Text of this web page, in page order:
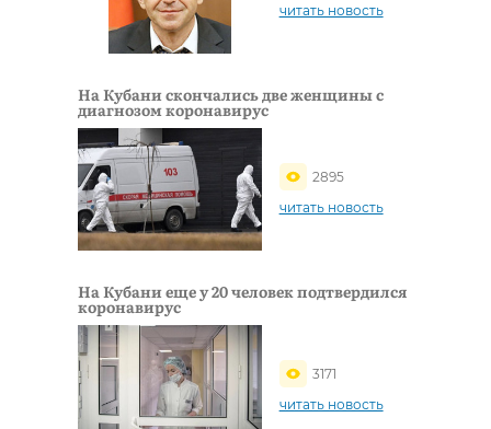
читать новость
На Кубани скончались две женщины с
диагнозом коронавирус
2895
читать новость
На Кубани еще у 20 человек подтвердился
коронавирус
3171
читать новость